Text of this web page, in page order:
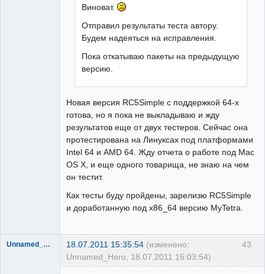
Виноват.
Отправил результаты теста автору.
Будем надеяться на исправления.
Пока откатываю пакеты на предыдущую
версию.
Новая версия RC5Simple с поддержкой 64-х
готова, но я пока не выкладываю и жду
результатов еще от двух тестеров. Сейчас она
протестирована на Линуксах под платформами
Intel 64 и AMD 64. Жду отчета о работе под Mac
OS X, и еще одного товарища, не знаю на чем
он тестит.
Как тесты буду пройдены, зарелизю RC5Simple
и доработанную под x86_64 версию MyTetra.
43
Unnamed_Hero 18.07.2011 15:35:54 (изменено:
Unnamed_Hero, 18.07.2011 16:03:54)